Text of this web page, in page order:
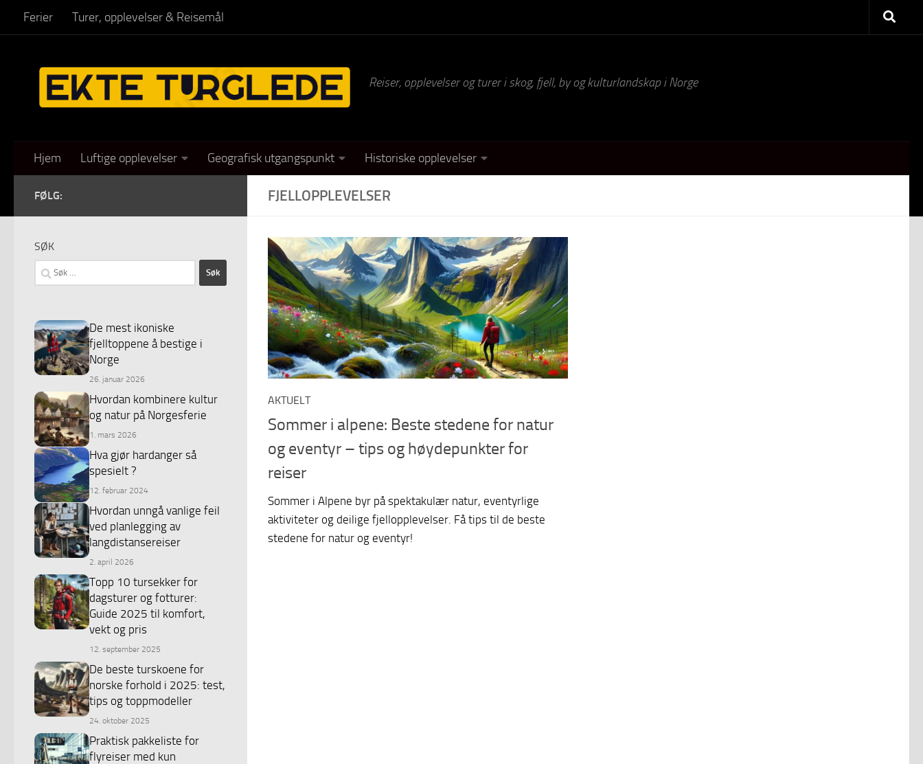
Skip to content
Ferier Turer, opplevelser & Reisemål
Reiser, opplevelser og turer i skog, fjell, by og kulturlandskap i Norge
Hjem Luftige opplevelser Geografisk utgangspunkt Historiske opplevelser
FJELLOPPLEVELSER
AKTUELT
Sommer i alpene: Beste stedene for natur
og eventyr – tips og høydepunkter for
reiser
Sommer i Alpene byr på spektakulær natur, eventyrlige
aktiviteter og deilige fjellopplevelser. Få tips til de beste
stedene for natur og eventyr!
FØLG:
SØK
Søk
etter:
De mest ikoniske
fjelltoppene å bestige i
Norge
26. januar 2026
Hvordan kombinere kultur
og natur på Norgesferie
1. mars 2026
Hva gjør hardanger så
spesielt ?
12. februar 2024
Hvordan unngå vanlige feil
ved planlegging av
langdistansereiser
2. april 2026
Topp 10 tursekker for
dagsturer og fotturer:
Guide 2025 til komfort,
vekt og pris
12. september 2025
De beste turskoene for
norske forhold i 2025: test,
tips og toppmodeller
24. oktober 2025
Praktisk pakkeliste for
flyreiser med kun